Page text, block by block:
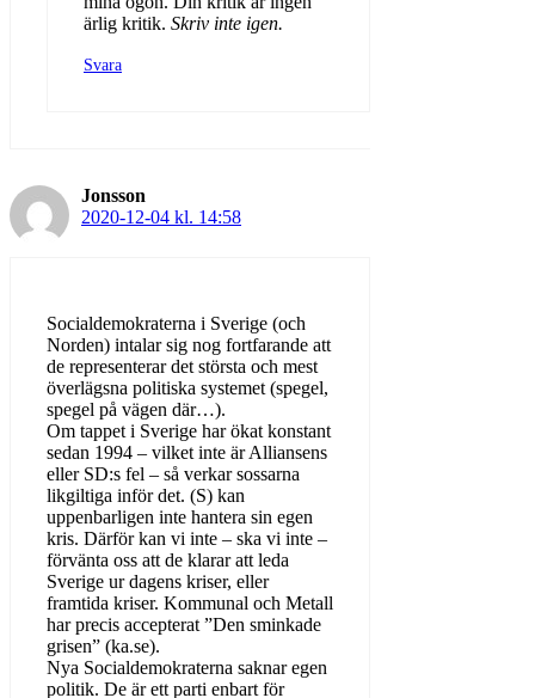
ärlig kritik. Skriv inte igen.
Svara
Jonsson
2020-12-04 kl. 14:58
Socialdemokraterna i Sverige (och
Norden) intalar sig nog fortfarande att
de representerar det största och mest
överlägsna politiska systemet (spegel,
spegel på vägen där…).
Om tappet i Sverige har ökat konstant
sedan 1994 – vilket inte är Alliansens
eller SD:s fel – så verkar sossarna
likgiltiga inför det. (S) kan
uppenbarligen inte hantera sin egen
kris. Därför kan vi inte – ska vi inte –
förvänta oss att de klarar att leda
Sverige ur dagens kriser, eller
framtida kriser. Kommunal och Metall
har precis accepterat ”Den sminkade
grisen” (ka.se).
Nya Socialdemokraterna saknar egen
politik. De är ett parti enbart för